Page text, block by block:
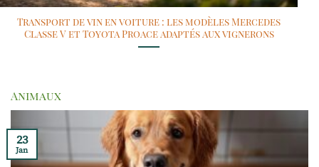
Transport de vin en voiture : les modèles Mercedes
Classe V et Toyota Proace adaptés aux vignerons
Animaux
23
Jan